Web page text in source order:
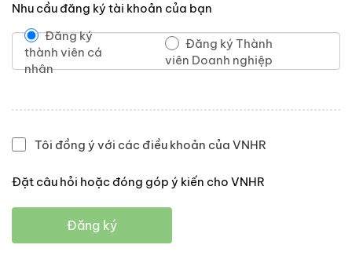
Nhu cầu đăng ký tài khoản của bạn
Đăng ký
thành viên cá
nhân
Đăng ký Thành
viên Doanh nghiệp
Tôi đồng ý với các điều khoản của VNHR
Đặt câu hỏi hoặc đóng góp ý kiến cho VNHR
Đăng ký